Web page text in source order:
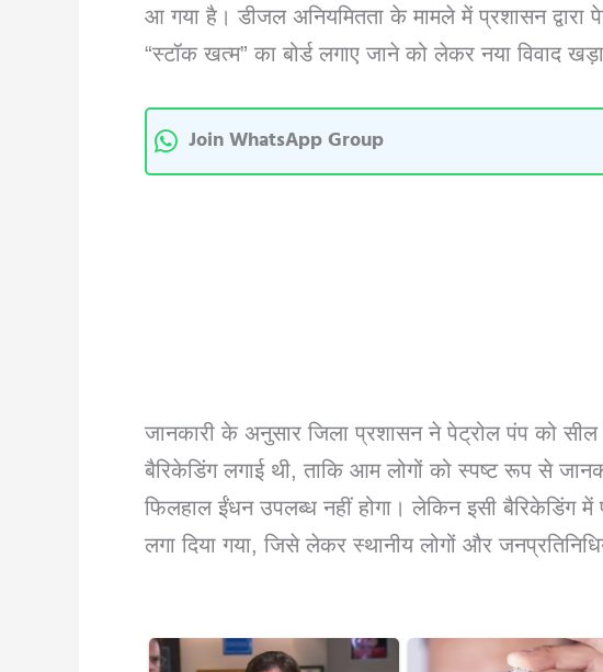
आ गया है। डीजल अनियमितता के मामले में प्रशासन द्वारा
“स्टॉक खत्म” का बोर्ड लगाए जाने को लेकर नया विवाद
Join WhatsApp Group
जानकारी के अनुसार जिला प्रशासन ने पेट्रोल पंप को सील
बैरिकेडिंग लगाई थी, ताकि आम लोगों को स्पष्ट रूप से
फिलहाल ईंधन उपलब्ध नहीं होगा। लेकिन इसी बैरिकेडिंग में
लगा दिया गया, जिसे लेकर स्थानीय लोगों और